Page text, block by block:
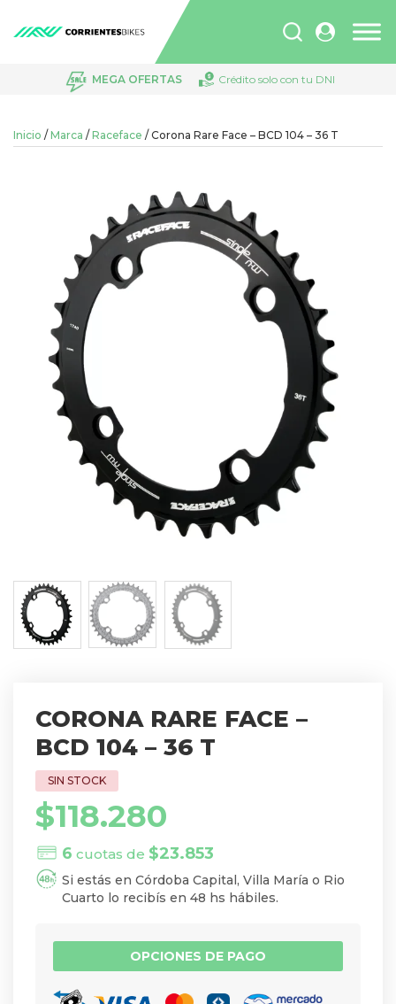
Búsqueda
de
MEGA OFERTAS Crédito solo con tu DNI
Inicio / Marca / Raceface / Corona Rare Face – BCD 104 – 36 T
CORONA RARE FACE –
BCD 104 – 36 T
$118.280
6 cuotas de $23.853
OPCIONES DE PAGO
Si estás en Córdoba Capital, Villa María o Rio
Cuarto lo recibís en 48 hs hábiles.